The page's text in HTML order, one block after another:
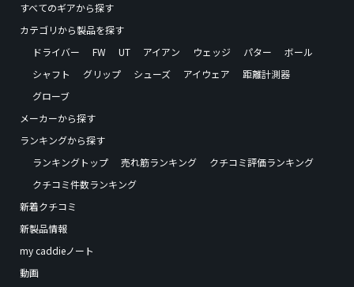
すべてのギアから探す
カテゴリから製品を探す
ドライバー
FW UT アイアン ウェッジ パター
ボール
シャフト
グリップ シューズ アイウェア
距離計測器
グローブ
メーカーから探す
ランキングから探す
ランキングトップ
売れ筋ランキング
クチコミ評価ランキング
クチコミ件数ランキング
新着クチコミ
新製品情報
my caddieノート
動画